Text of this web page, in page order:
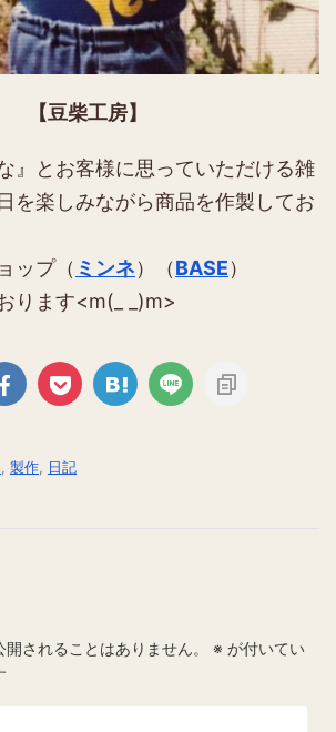
【豆柴工房】
』とお客様に思っていただける雑
を楽しみながら商品を作製してお
ップ（ ミンネ）（BASE）
ります<m(_ _)m>
製作 日記
されることはありません。 ※ が付いてい